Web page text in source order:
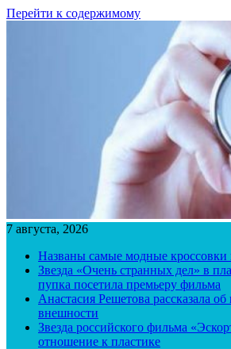
Перейти к содержимому
7 августа, 2026
Названы самые модные кроссовки
Звезда «Очень странных дел» в
пупка посетила премьеру фильма
Анастасия Решетова рассказала
внешности
Звезда российского фильма
отношение к пластике